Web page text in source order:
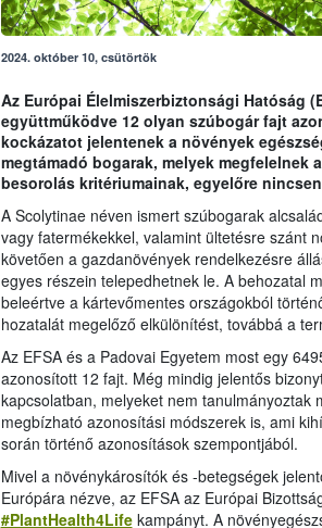
2024. október 10, csütörtök
Az Európai Élelmiszerbiztonsági Hatóság
együttműködve 12 olyan szúbogár fajt
kockázatot jelentenek a növények
megtámadó bogarak, melyek
besorolás kritériumainak, egyelőre
A Scolytinae néven ismert szúbogarak
vagy fatermékekkel, valamint ültetésre szánt
követően a gazdanövények rendelkezésre
egyes részein telepedhetnek le. A behozatal
beleértve a kártevőmentes országokból
hozatalát megelőző elkülönítést, továbbá a
Az EFSA és a Padovai Egyetem most egy
azonosított 12 fajt. Még mindig jelentős
kapcsolatban, melyeket nem tanulmányoztak
megbízható azonosítási módszerek is, ami
során történő azonosítások szempontjából.
Mivel a növénykárosítók és -betegségek
Európára nézve, az EFSA az Európai
#PlantHealth4Lifekampányt. A